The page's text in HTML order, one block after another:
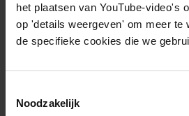
het plaatsen van YouTube-video's
op 'details weergeven' om meer te
de specifieke cookies die we
Noodzakelijk